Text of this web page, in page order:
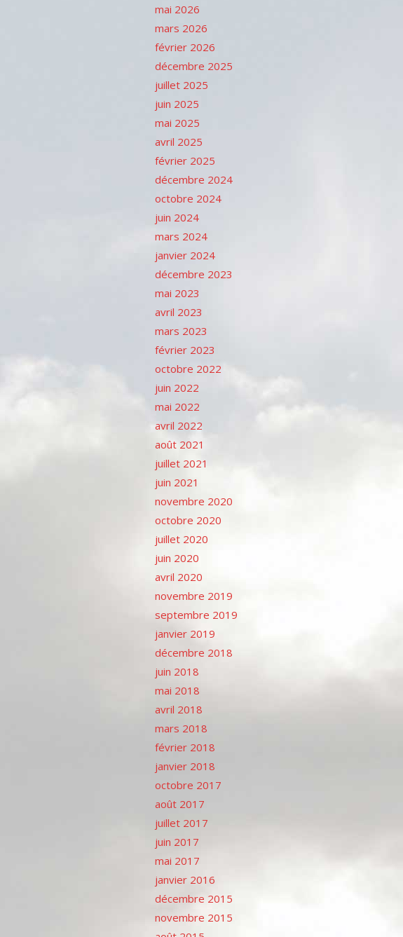
mai 2026
mars 2026
février 2026
décembre 2025
juillet 2025
juin 2025
mai 2025
avril 2025
février 2025
décembre 2024
octobre 2024
juin 2024
mars 2024
janvier 2024
décembre 2023
mai 2023
avril 2023
mars 2023
février 2023
octobre 2022
juin 2022
mai 2022
avril 2022
août 2021
juillet 2021
juin 2021
novembre 2020
octobre 2020
juillet 2020
juin 2020
avril 2020
novembre 2019
septembre 2019
janvier 2019
décembre 2018
juin 2018
mai 2018
avril 2018
mars 2018
février 2018
janvier 2018
octobre 2017
août 2017
juillet 2017
juin 2017
mai 2017
janvier 2016
décembre 2015
novembre 2015